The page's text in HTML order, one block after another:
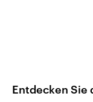
Entdecken Sie